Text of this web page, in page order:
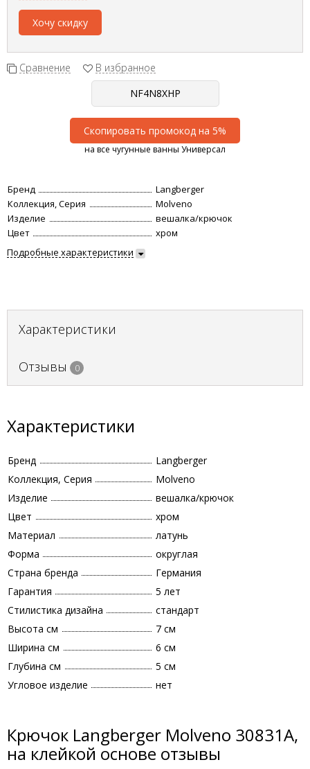
Хочу скидку
Сравнение В избранное
Скопировать промокод на 5%
на все чугунные ванны Универсал
Бренд
Langberger
Коллекция, Серия
Molveno
Изделие
вешалка/крючок
Цвет
хром
Подробные характеристики
Характеристики
Отзывы 0
Характеристики
Бренд
Langberger
Коллекция, Серия
Molveno
Изделие
вешалка/крючок
Цвет
хром
Материал
латунь
Форма
округлая
Страна бренда
Германия
Гарантия
5 лет
Стилистика дизайна
стандарт
Высота см
7 см
Ширина см
6 см
Глубина см
5 см
Угловое изделие
нет
Крючок Langberger Molveno 30831A,
на клейкой основе отзывы